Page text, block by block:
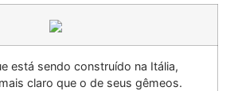
está sendo construído na Itália,
claro que o de seus gêmeos.